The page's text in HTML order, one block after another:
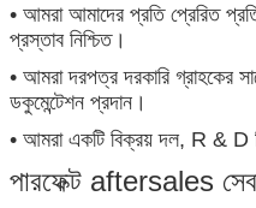
• আমরা আমাদের প্রতি প্রেরিত
প্রস্তাব নিশ্চিত।
• আমরা দরপত্র দরকারি গ্রাহকের
ডকুমেন্টেশন প্রদান।
• আমরা একটি বিক্রয় দল, R & D
পারফেক্ট aftersales